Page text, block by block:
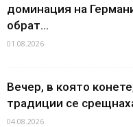
доминация на
обрат...
01.08.2026
Вечер, в която
традиции се
04.08.2026